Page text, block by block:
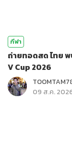
กีฬา
ถ่ายทอดสด ไทย
V Cup 2026
09 ส.ค.